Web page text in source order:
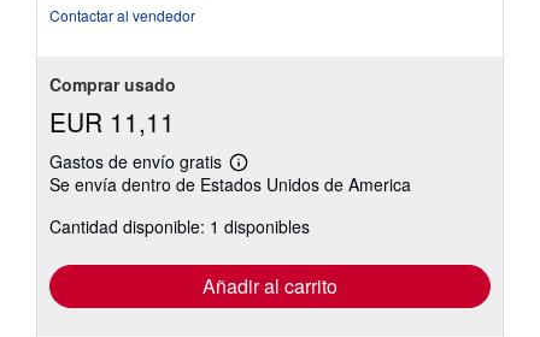
Contactar al vendedor
Comprar usado
EUR 11,11
Gastos de envío gratis
Más
información
las
tarifas
envío
Se envía dentro de Estados Unidos de America
Cantidad disponible: 1 disponibles
Añadir al carrito